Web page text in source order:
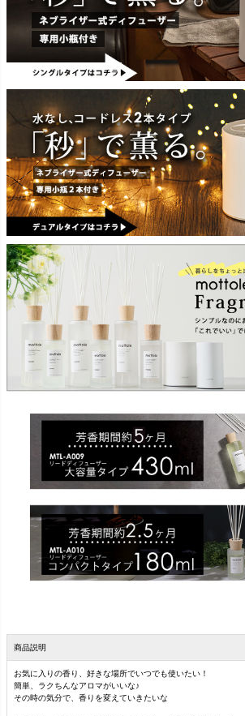
商品説明
お気に入りの香り、好きな場所でいつでも使いたい！
簡単、ラクちんなアロマがいいな♪
その時の気分で、香りを変えていきたいな